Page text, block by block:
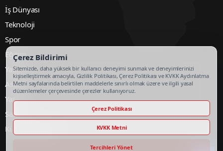
İş Dünyası
Teknoloji
Spor
Eğitim
Yazarlar
Asayiş
Yaşam
Sağlık
Kültür & Sanat
Çerez Bildirimi
Sitemizde, daha yüksek bir kullanıcı deneyimi sunmak ve deneyimlerinizi
kişiselleştirmek amacıyla, Gizlilik Politikası, Çerez Politikası ve KVKK Aydınlatma
Metni sayfalarında belirtilen maddelerle sınırlı olmak üzere ve ilgili yasal
düzenlemeler çerçevesinde çerezler kullanıyoruz.
Çerez Politikası
KVKK Metni
Tercihleri Yönet